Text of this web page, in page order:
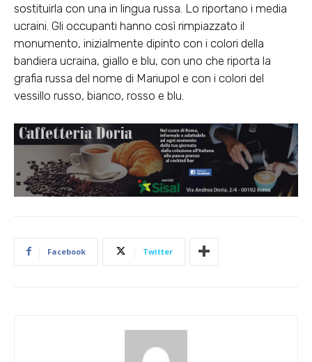
sostituirla con una in lingua russa. Lo riportano i media
ucraini. Gli occupanti hanno così rimpiazzato il
monumento, inizialmente dipinto con i colori della
bandiera ucraina, giallo e blu, con uno che riporta la
grafia russa del nome di Mariupol e con i colori del
vessillo russo, bianco, rosso e blu.
Facebook Twitter